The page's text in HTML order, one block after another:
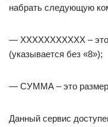
набрать следующую
— ХХХХХХХХХХХ – это
(указывается без «8»);
— СУММА – это размер
Данный сервис